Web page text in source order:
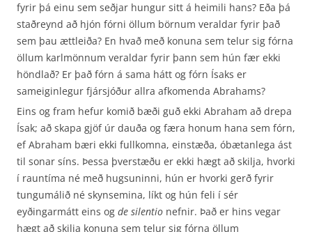
fyrir þá einu sem seðjar hungur sitt á heimili hans? Eða þá
staðreynd að hjón fórni öllum börnum veraldar fyrir það
sem þau ættleiða? En hvað með konuna sem telur sig fórna
öllum karlmönnum veraldar fyrir þann sem hún fær ekki
höndlað? Er það fórn á sama hátt og fórn Ísaks er
sameiginlegur fjársjóður allra afkomenda Abrahams?
Eins og fram hefur komið bæði guð ekki Abraham að drepa
Ísak; að skapa gjöf úr dauða og færa honum hana sem fórn,
ef Abraham bæri ekki fullkomna, einstæða, óbætanlega ást
til sonar síns. Þessa þverstæðu er ekki hægt að skilja, hvorki
í rauntíma né með hugsuninni, hún er hvorki gerð fyrir
tungumálið né skynsemina, líkt og hún feli í sér
eyðingarmátt eins og de silentio nefnir. Það er hins vegar
hægt að skilja konuna sem telur sig fórna öllum